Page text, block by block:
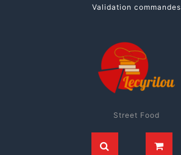
Validation commandes
Street Food